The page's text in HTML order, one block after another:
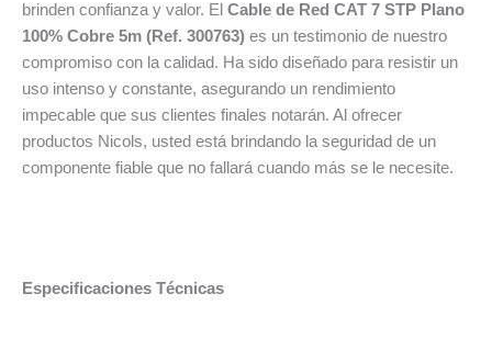
brinden confianza y valor. El Cable de Red CAT 7 STP Plano
100% Cobre 5m (Ref. 300763) es un testimonio de nuestro
compromiso con la calidad. Ha sido diseñado para resistir un
uso intenso y constante, asegurando un rendimiento
impecable que sus clientes finales notarán. Al ofrecer
productos Nicols, usted está brindando la seguridad de un
componente fiable que no fallará cuando más se le necesite.
Especificaciones Técnicas